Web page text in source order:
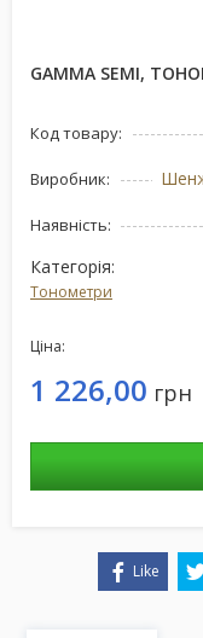
GAMMA SEMI,
Код товару:
Виробник:
Наявність:
Категорія:
Тонометри
Ціна:
1 226,00 грн
Like